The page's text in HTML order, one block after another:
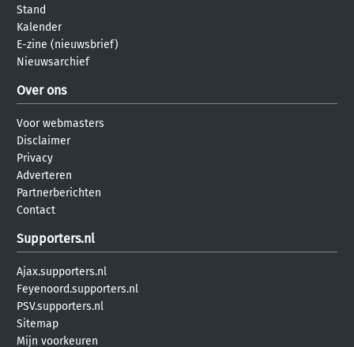
Stand
Kalender
E-zine (nieuwsbrief)
Nieuwsarchief
Over ons
Voor webmasters
Disclaimer
Privacy
Adverteren
Partnerberichten
Contact
Supporters.nl
Ajax.supporters.nl
Feyenoord.supporters.nl
PSV.supporters.nl
Sitemap
Mijn voorkeuren